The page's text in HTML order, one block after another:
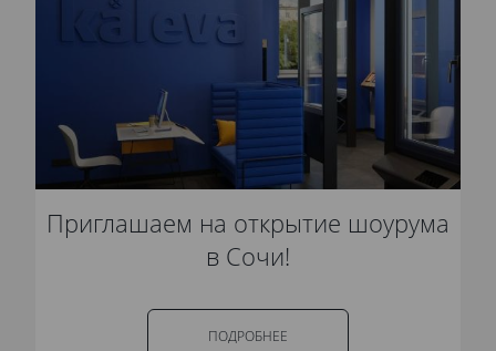
Приглашаем на открытие шоурума
в Сочи!
ПОДРОБНЕЕ